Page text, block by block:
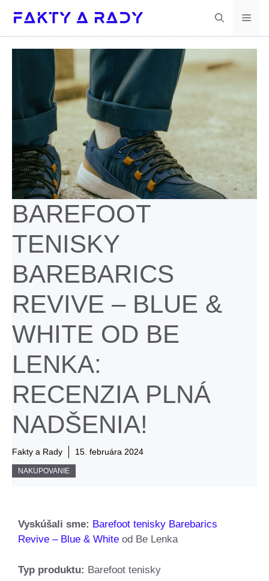
obsah
BAREFOOT
TENISKY
BAREBARICS
REVIVE – BLUE &
WHITE OD BE
LENKA:
RECENZIA PLNÁ
NADŠENIA!
Fakty a Rady 15. februára 2024
NAKUPOVANIE
Vyskúšali sme: Barefoot tenisky Barebarics
Revive – Blue & White od Be Lenka
Typ produktu: Barefoot tenisky